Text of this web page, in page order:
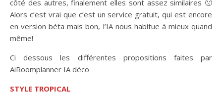
côté des autres, finalement elles sont assez similaires 🙁
Alors c’est vrai que c’est un service gratuit, qui est encore
en version béta mais bon, l’IA nous habitue à mieux quand
même!
Ci dessous les différentes propositions faites par
AiRoomplanner IA déco
STYLE TROPICAL